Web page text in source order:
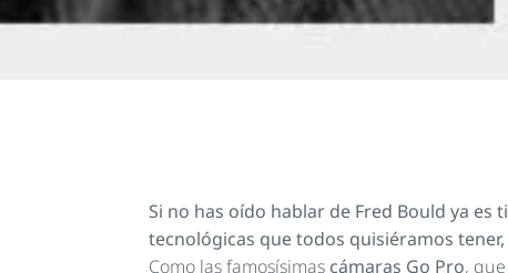
Si no has oído hablar de Fred Bould ya
tecnológicas que todos quisiéramos
Como las famosísimas cámaras Go Pro,